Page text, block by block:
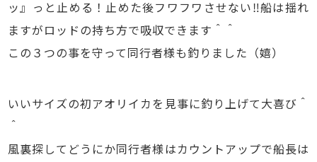
ッ』っと止める！止めた後フワフワさせない‼船は揺れ
ますがロッドの持ち方で吸収できます＾＾
この３つの事を守って同行者様も釣りました（嬉）
いいサイズの初アオリイカを見事に釣り上げて大喜び＾
＾
風裏探してどうにか同行者様はカウントアップで船長は